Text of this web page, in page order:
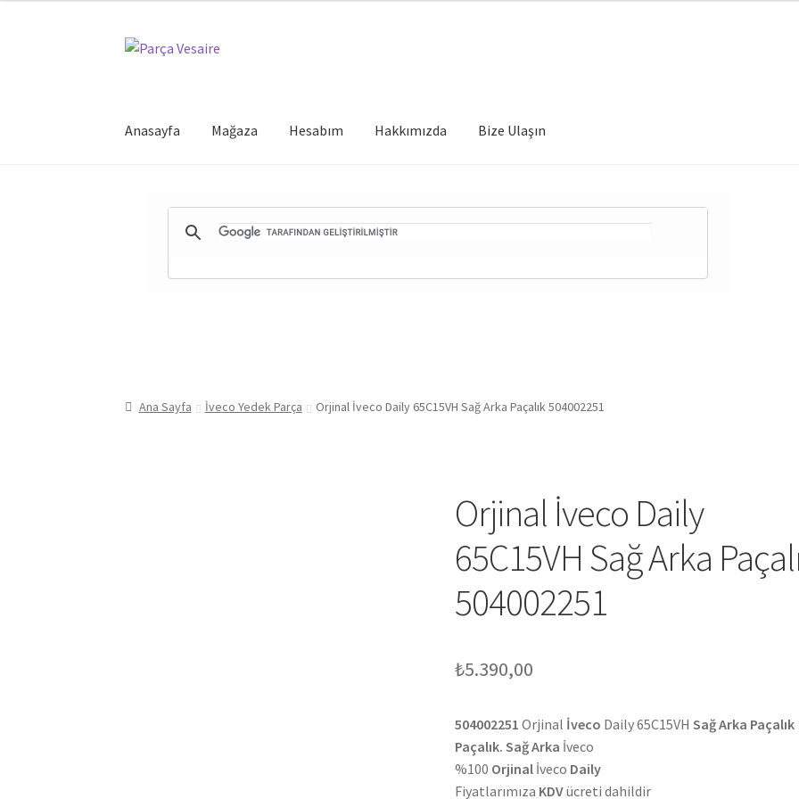
Dolaşıma
İçeriğe
Anasayfa Mağaza Hesabım Hakkımızda Bize Ulaşın
Ana Sayfa İveco Yedek Parça Orjinal İveco Daily 65C15VH Sağ Arka Paçalık 504002251
Orjinal İveco Daily
65C15VH Sağ Arka
504002251
₺5.390,00
504002251 Orjinal İveco Daily 65C15VHSağ Arka Paçalık
Paçalık. Sağ Arka İveco
%100 Orjinal İveco Daily
Fiyatlarımıza KDVücreti dahildir